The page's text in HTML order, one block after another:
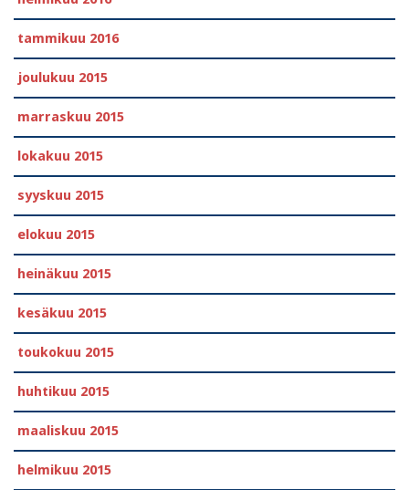
tammikuu 2016
joulukuu 2015
marraskuu 2015
lokakuu 2015
syyskuu 2015
elokuu 2015
heinäkuu 2015
kesäkuu 2015
toukokuu 2015
huhtikuu 2015
maaliskuu 2015
helmikuu 2015